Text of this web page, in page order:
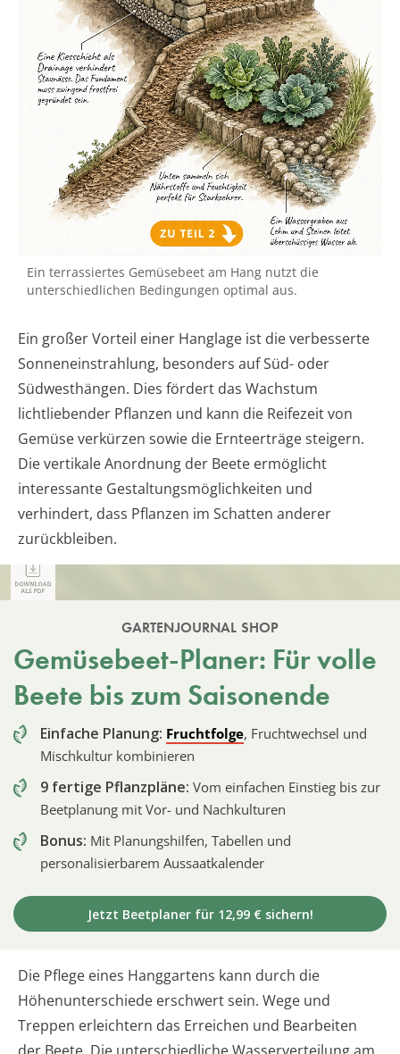
Ein terrassiertes Gemüsebeet am Hang nutzt die
unterschiedlichen Bedingungen optimal aus.
Ein großer Vorteil einer Hanglage ist die verbesserte
Sonneneinstrahlung, besonders auf Süd- oder
Südwesthängen. Dies fördert das Wachstum
lichtliebender Pflanzen und kann die Reifezeit von
Gemüse verkürzen sowie die Ernteerträge steigern.
Die vertikale Anordnung der Beete ermöglicht
interessante Gestaltungsmöglichkeiten und
verhindert, dass Pflanzen im Schatten anderer
zurückbleiben.
GARTENJOURNAL SHOP
Gemüsebeet-Planer: Für volle
Beete bis zum Saisonende
Einfache Planung: Fruchtfolge, Fruchtwechsel und
Mischkultur kombinieren
9 fertige Pflanzpläne: Vom einfachen Einstieg bis zur
Beetplanung mit Vor- und Nachkulturen
Bonus: Mit Planungshilfen, Tabellen und
personalisierbarem Aussaatkalender
Jetzt Beetplaner für 12,99 € sichern!
Die Pflege eines Hanggartens kann durch die
Höhenunterschiede erschwert sein. Wege und
Treppen erleichtern das Erreichen und Bearbeiten
der Beete. Die unterschiedliche Wasserverteilung am